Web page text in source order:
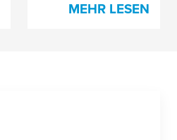
MEHR LESEN